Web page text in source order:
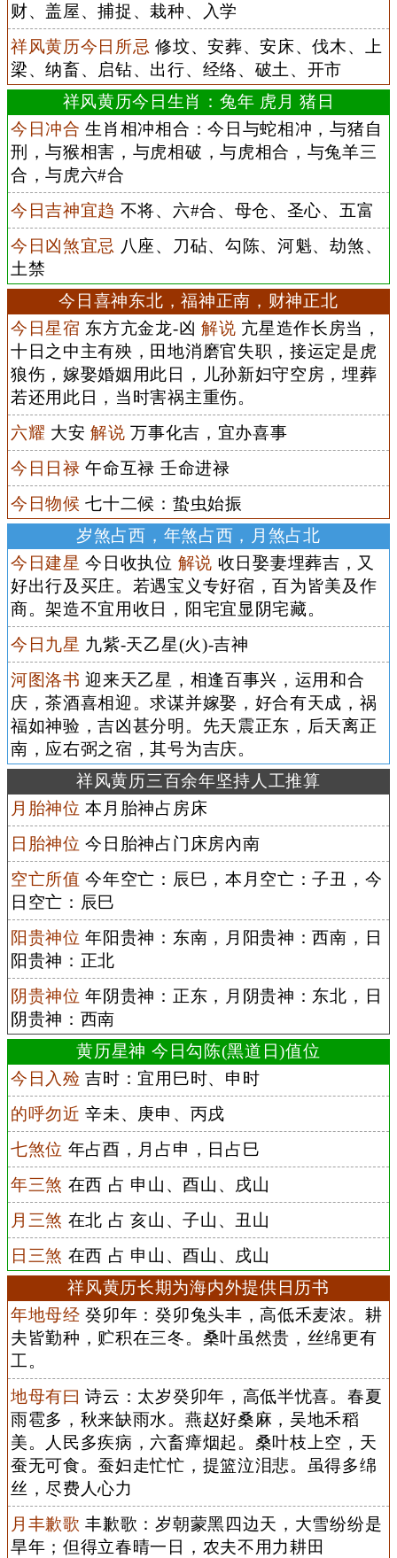
财、盖屋、捕捉、栽种、入学
祥风黄历今日所忌 修坟、安葬、安床、伐木、上
梁、纳畜、启钻、出行、经络、破土、开市
祥风黄历今日生肖：兔年 虎月 猪日
今日冲合 生肖相冲相合：今日与蛇相冲，与猪自
刑，与猴相害，与虎相破，与虎相合，与兔羊三
合，与虎六#合
今日吉神宜趋 不将、六#合、母仓、圣心、五富
今日凶煞宜忌 八座、刀砧、勾陈、河魁、劫煞、
土禁
今日喜神东北，福神正南，财神正北
今日星宿 东方亢金龙-凶 解说 亢星造作长房当，
十日之中主有殃，田地消磨官失职，接运定是虎
狼伤，嫁娶婚姻用此日，儿孙新妇守空房，埋葬
若还用此日，当时害祸主重伤。
六耀 大安解说 万事化吉，宜办喜事
今日日禄 午命互禄 壬命进禄
今日物候 七十二候：蛰虫始振
岁煞占西，年煞占西，月煞占北
今日建星 今日收执位 解说 收日娶妻埋葬吉，又
好出行及买庄。若遇宝义专好宿，百为皆美及作
商。架造不宜用收日，阳宅宜显阴宅藏。
今日九星 九紫-天乙星(火)-吉神
河图洛书 迎来天乙星，相逢百事兴，运用和合
庆，茶酒喜相迎。求谋并嫁娶，好合有天成，祸
福如神验，吉凶甚分明。先天震正东，后天离正
南，应右弼之宿，其号为吉庆。
祥风黄历三百余年坚持人工推算
月胎神位 本月胎神占房床
日胎神位 今日胎神占门床房內南
空亡所值 今年空亡：辰巳，本月空亡：子丑，今
日空亡：辰巳
阳贵神位 年阳贵神：东南，月阳贵神：西南，日
阳贵神：正北
阴贵神位 年阴贵神：正东，月阴贵神：东北，日
阴贵神：西南
黄历星神 今日勾陈(黑道日)值位
今日入殓 吉时：宜用巳时、申时
的呼勿近 辛未、庚申、丙戌
七煞位 年占酉，月占申，日占巳
年三煞 在西 占 申山、酉山、戌山
月三煞 在北 占 亥山、子山、丑山
日三煞 在西 占 申山、酉山、戌山
祥风黄历长期为海内外提供日历书
年地母经 癸卯年：癸卯兔头丰，高低禾麦浓。耕
夫皆勤种，贮积在三冬。桑叶虽然贵，丝绵更有
工。
地母有曰 诗云：太岁癸卯年，高低半忧喜。春夏
雨雹多，秋来缺雨水。燕赵好桑麻，吴地禾稻
美。人民多疾病，六畜瘴烟起。桑叶枝上空，天
蚕无可食。蚕妇走忙忙，提篮泣泪悲。虽得多绵
丝，尽费人心力
月丰歉歌 丰歉歌：岁朝蒙黑四边天，大雪纷纷是
旱年；但得立春晴一日，农夫不用力耕田